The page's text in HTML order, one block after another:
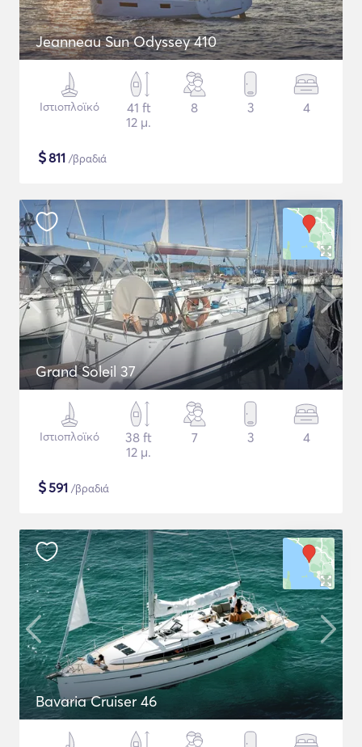
Jeanneau Sun Odyssey 410
Ιστιοπλοϊκό
41 ft
12 μ.
8 3 4
$811 /βραδιά
Grand Soleil 37
Ιστιοπλοϊκό
38 ft
12 μ.
7 3 4
$591 /βραδιά
Bavaria Cruiser 46